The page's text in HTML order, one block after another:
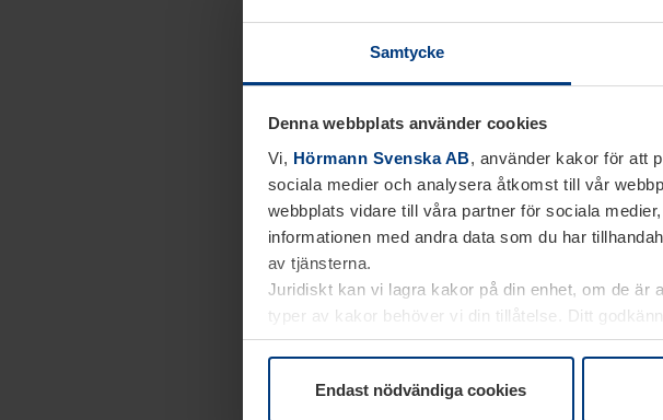
Samtycke
Denna webbplats använder cookies
Vi, Hörmann Svenska AB, använder kakor för att
sociala medier och analysera åtkomst till vår
webbplats vidare till våra partner för sociala
informationen med andra data som du har
av tjänsterna.
Juridiskt kan vi lagra kakor på din enhet, om de är
typer av kakor behöver vi din tillåtelse. Ditt
kakor underDataskyddsförklaringpå vår
Endast nödvändiga cookies